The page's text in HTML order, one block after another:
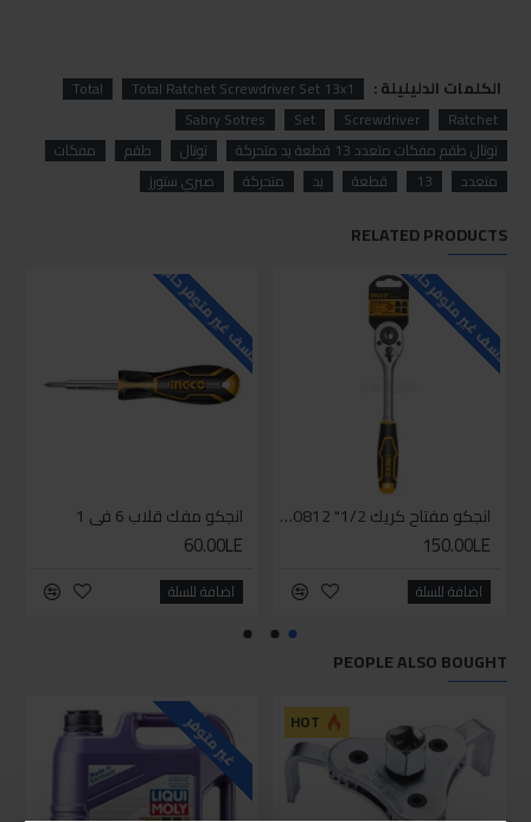
الكلمات الدليليلة : Total Ratchet Screwdriver Set 13x1
Total
Ratchet
Screwdriver
Set
Sabry Sotres
توتال طقم مفكات متعدد 13 قطعة يد متحركة
توتال طقم
مفكات
متعدد
13 قطعة يد متحركة صبري ستورز
RELATED PRODUCTS
للاسف غير متوفر حاليا
انجكو مفتاح كريك 1/2" HRTH0812
150.00LE
اضافة للسلة
للاسف غير متوفر حاليا
انجكو مفك قلاب 6 في 1
60.00LE
اضافة للسلة
PEOPLE ALSO BOUGHT
HOT غير متوفر